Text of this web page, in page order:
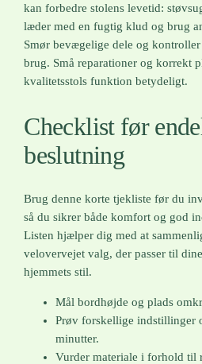
kan forbedre stolens levetid:
læder med en fugtig klud og brug
Smør bevægelige dele og
brug. Små reparationer og korrekt
kvalitetsstols funktion betydeligt.
Checklist før
beslutning
Brug denne korte tjekliste før du
så du sikrer både komfort og god
Listen hjælper dig med at
velovervejet valg, der passer til
hjemmets stil.
Mål bordhøjde og plads
Prøv forskellige indstillinger
minutter.
Vurder materiale i forhold til